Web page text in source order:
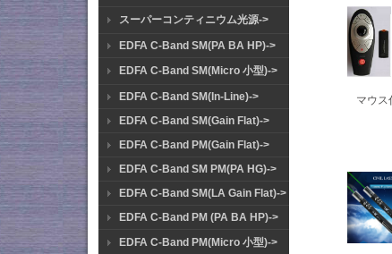
スーパーコンティニウム光源->
EDFA C-Band SM(PA BA HP)->
EDFA C-Band SM(Micro 小型)->
EDFA C-Band SM(In-Line)->
EDFA C-Band SM(Gain Flat)->
EDFA C-Band PM(Gain Flat)->
EDFA C-Band SM PM(PA HG)->
EDFA C-Band SM(LA Gain Flat)->
EDFA C-Band PM (PA BA HP)->
EDFA C-Band PM(Micro 小型)->
マウス